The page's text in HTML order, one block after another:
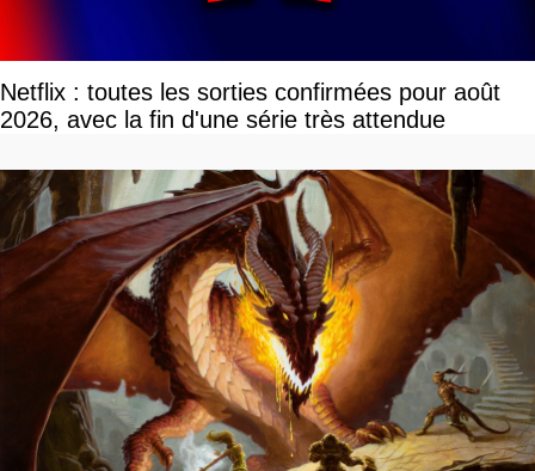
Netflix : toutes les sorties confirmées pour août
2026, avec la fin d'une série très attendue